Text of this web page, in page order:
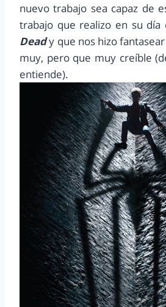
nuevo trabajo sea capaz de
trabajo que realizo en su día
Deady que nos hizo
muy, pero que muy creíble
entiende).